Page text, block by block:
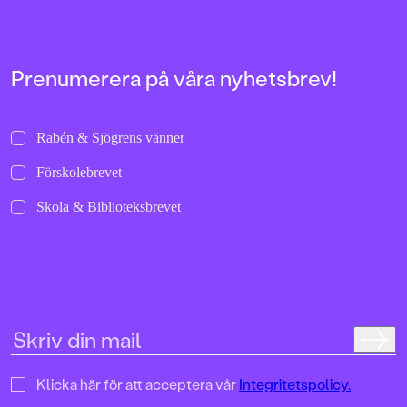
Prenumerera på våra nyhetsbrev!
Rabén & Sjögrens vänner
Förskolebrevet
Skola & Biblioteksbrevet
Klicka här för att acceptera vårIntegritetspolicy.